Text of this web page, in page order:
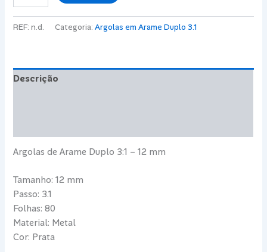
de
3:1
-
REF:n.d. Categoria:Argolas em Arame Duplo 3.1
Descrição
Argolas de Arame Duplo 3:1 – 12 mm
Tamanho: 12 mm
Passo: 3.1
Folhas: 80
Material: Metal
Cor: Prata